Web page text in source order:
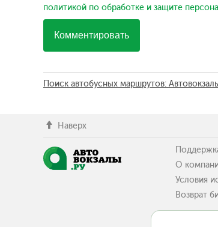
политикой по обработке и защите
Комментировать
Поиск автобусных маршрутов:
Наверх
О
Условия
Возврат